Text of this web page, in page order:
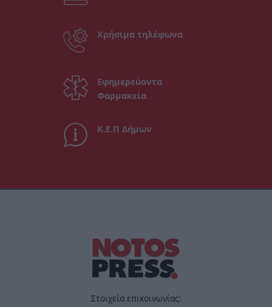
Χρήσιμα τηλέφωνα
Εφημερεύοντα
Φαρμακεία
Κ.Ε.Π Δήμων
Στοιχεία επικοινωνίας: